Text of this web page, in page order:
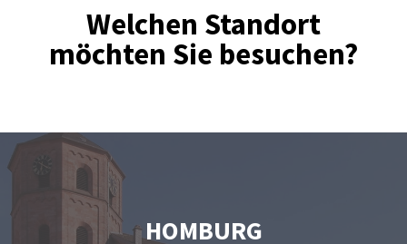
Welchen Standort
möchten Sie besuchen?
HOMBURG